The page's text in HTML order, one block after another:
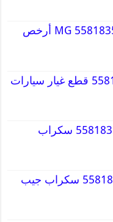
قطع غيار أم جي MG 55818355 أرخص
قطع غيار كيا 55818355 قطع غيار سيارات
قطع غيار باجيرو 55818355 سكراب
قطع غيار جيب 55818355 سكراب جيب